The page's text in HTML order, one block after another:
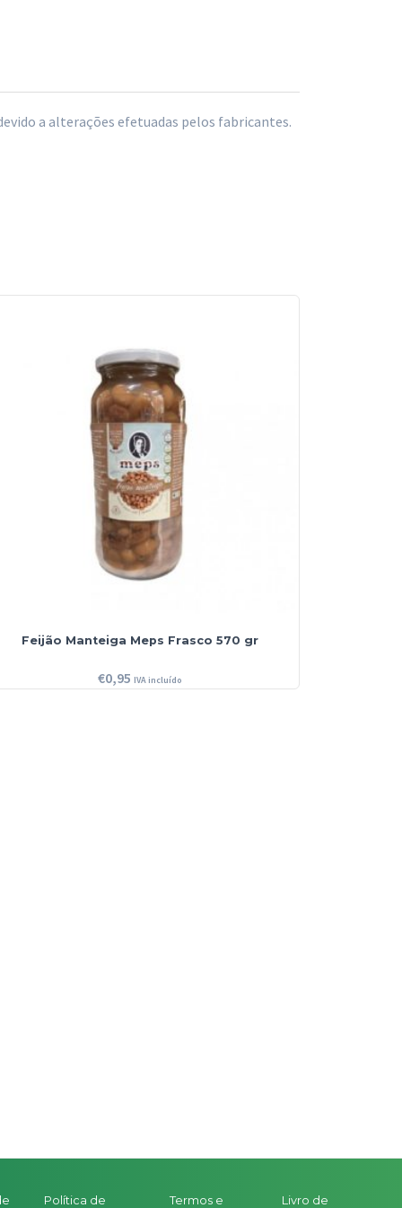
a alterações efetuadas pelos fabricantes.
Feijão Manteiga Meps Frasco 570 gr
€0,95 IVA incluído
Política de Termos e Livro de